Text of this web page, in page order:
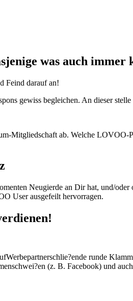
was auch immer
Feind darauf an!
gewiss begleichen. An dieser
Mitgliedschaft ab. Welche
Neugierde an Dir hat, und/
User ausgefeilt hervorragen.
runde
(z. B. Facebook) und